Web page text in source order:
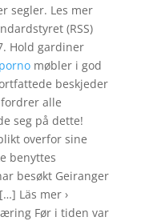
segler. Les mer
(RSS)
Hold gardiner
møbler i god
beskjeder
alle
seg på dette!
overfor sine
benyttes
besøkt Geiranger
Läs mer ›
Før i tiden var